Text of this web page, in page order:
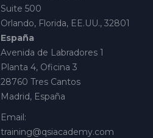
Suite 500
Orlando, Florida, EE.UU., 32801
España
Avenida de Labradores 1
Planta 4, Oficina 3
28760 Tres Cantos
Madrid, España
Email:
training@qsiacademy.com